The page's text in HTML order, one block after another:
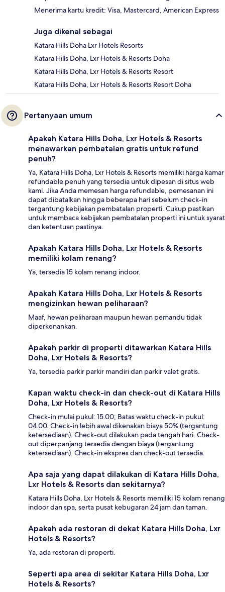
Menerima kartu kredit: Visa, Mastercard, American Express
Juga dikenal sebagai
Katara Hills Doha Lxr Hotels Resorts
Katara Hills Doha, Lxr Hotels & Resorts Doha
Katara Hills Doha, Lxr Hotels & Resorts Resort
Katara Hills Doha, Lxr Hotels & Resorts Resort Doha
Pertanyaan umum
Apakah Katara Hills Doha, Lxr Hotels & Resorts
menawarkan pembatalan gratis untuk refund
penuh?
Ya, Katara Hills Doha, Lxr Hotels & Resorts memiliki harga kamar
refundable penuh yang tersedia untuk dipesan di situs web
kami. Jika Anda memesan harga refundable, pemesanan ini
dapat dibatalkan hingga beberapa hari sebelum check-in
tergantung kebijakan pembatalan properti. Cukup pastikan
untuk membaca kebijakan pembatalan properti ini untuk syarat
dan ketentuan pastinya.
Apakah Katara Hills Doha, Lxr Hotels & Resorts
memiliki kolam renang?
Ya, tersedia 15 kolam renang indoor.
Apakah Katara Hills Doha, Lxr Hotels & Resorts
mengizinkan hewan peliharaan?
Maaf, hewan peliharaan maupun hewan pemandu tidak
diperkenankan.
Apakah parkir di properti ditawarkan Katara Hills
Doha, Lxr Hotels & Resorts?
Ya, tersedia parkir parkir mandiri dan parkir valet gratis.
Kapan waktu check-in dan check-out di Katara Hills
Doha, Lxr Hotels & Resorts?
Check-in mulai pukul: 15.00; Batas waktu check-in pukul:
04.00. Check-in lebih awal dikenakan biaya 50% (tergantung
ketersediaan). Check-out dilakukan pada tengah hari. Check-
out diperpanjang tersedia dengan biaya (tergantung
ketersediaan). Check-in ekspres dan check-out tersedia.
Apa saja yang dapat dilakukan di Katara Hills Doha,
Lxr Hotels & Resorts dan sekitarnya?
Katara Hills Doha, Lxr Hotels & Resorts memiliki 15 kolam renang
indoor dan spa, serta pusat kebugaran 24 jam dan taman.
Apakah ada restoran di dekat Katara Hills Doha, Lxr
Hotels & Resorts?
Ya, ada restoran di properti.
Seperti apa area di sekitar Katara Hills Doha, Lxr
Hotels & Resorts?